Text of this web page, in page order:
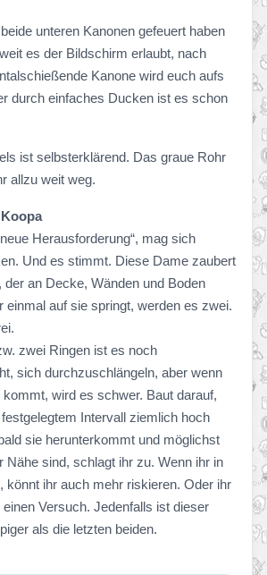
unteren Kanonen gefeuert haben
es der Bildschirm erlaubt, nach
Kanone wird euch aufs
durch einfaches Ducken ist es schon
ist selbsterklärend. Das graue Rohr
allzu weit weg.
Herausforderung“, mag sich
Und es stimmt. Diese Dame zaubert
der an Decke, Wänden und Boden
einmal auf sie springt, werden es zwei.
zwei Ringen ist es noch
sich durchzuschlängeln, aber wenn
wird es schwer. Baut darauf,
Intervall ziemlich hoch
sie herunterkommt und möglichst
Nähe sind, schlagt ihr zu. Wenn ihr in
könnt ihr auch mehr riskieren. Oder ihr
einen Versuch. Jedenfalls ist dieser
als die letzten beiden.